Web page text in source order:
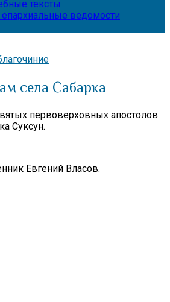
тексты
ведомости
села Сабарка
первоверховных апостолов
Суксун.
Евгений Власов.